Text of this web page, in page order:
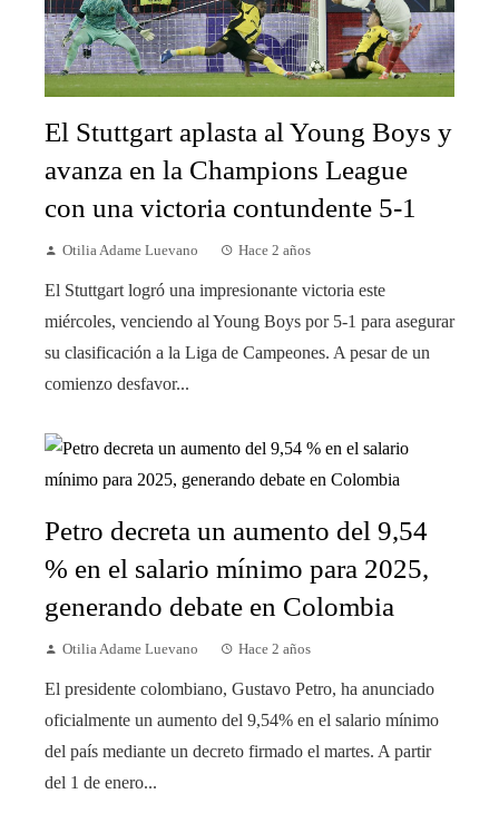
El Stuttgart aplasta al Young Boys y
avanza en la Champions League
con una victoria contundente 5-1
Otilia Adame Luevano Hace 2 años
El Stuttgart logró una impresionante victoria este
miércoles, venciendo al Young Boys por 5-1 para asegurar
su clasificación a la Liga de Campeones. A pesar de un
comienzo desfavor...
Petro decreta un aumento del 9,54
% en el salario mínimo para 2025,
generando debate en Colombia
Otilia Adame Luevano Hace 2 años
El presidente colombiano, Gustavo Petro, ha anunciado
oficialmente un aumento del 9,54% en el salario mínimo
del país mediante un decreto firmado el martes. A partir
del 1 de enero...